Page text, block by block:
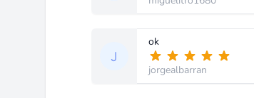
ok
jorgealbarran